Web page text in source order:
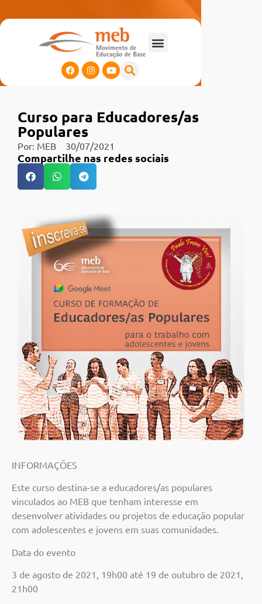
Curso para Educadores/as
Populares
Por: MEB 30/07/2021
Compartilhe nas redes sociais
INFORMAÇÕES
Este curso destina-se a educadores/as populares
vinculados ao MEB que tenham interesse em
desenvolver atividades ou projetos de educação popular
com adolescentes e jovens em suas comunidades.
Data do evento
3 de agosto de 2021, 19h00 até 19 de outubro de 2021,
21h00